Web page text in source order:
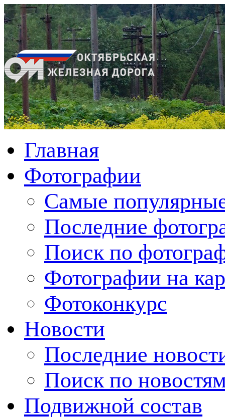
Главная
Фотографии
Cамые
Последние
Поиск по
Фотографии на
Фотоконкурс
Новости
Последние
Поиск по
Подвижной состав